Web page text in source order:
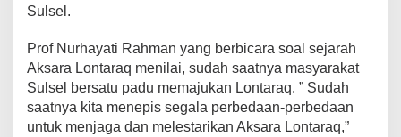
Sulsel.
Prof Nurhayati Rahman yang berbicara soal sejarah
Aksara Lontaraq menilai, sudah saatnya masyarakat
Sulsel bersatu padu memajukan Lontaraq. ” Sudah
saatnya kita menepis segala perbedaan-perbedaan
untuk menjaga dan melestarikan Aksara Lontaraq,”